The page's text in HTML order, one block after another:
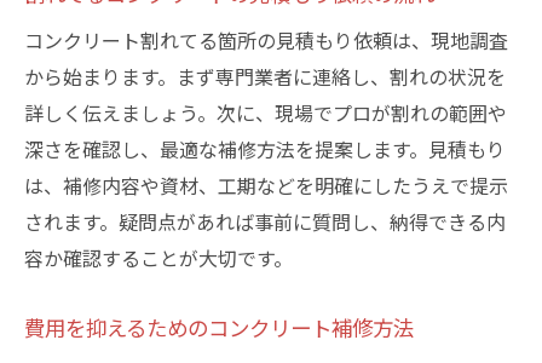
コンクリート割れてる箇所の見積もり依頼は、現地調査
から始まります。まず専門業者に連絡し、割れの状況を
詳しく伝えましょう。次に、現場でプロが割れの範囲や
深さを確認し、最適な補修方法を提案します。見積もり
は、補修内容や資材、工期などを明確にしたうえで提示
されます。疑問点があれば事前に質問し、納得できる内
容か確認することが大切です。
費用を抑えるためのコンクリート補修方法